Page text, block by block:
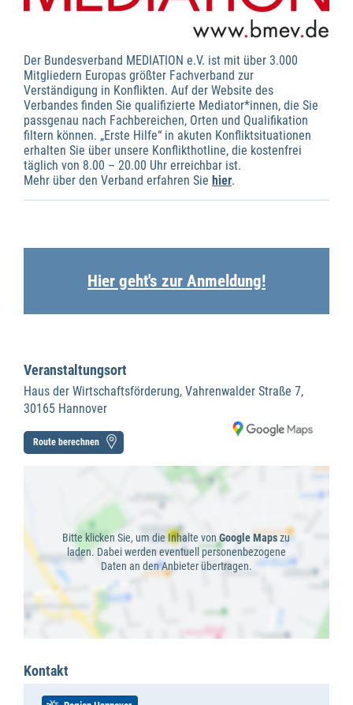
Der Bundesverband MEDIATION e.V. ist mit über 3.000
Mitgliedern Europas größter Fachverband zur
Verständigung in Konflikten. Auf der Website des
Verbandes finden Sie qualifizierte Mediator*innen, die Sie
passgenau nach Fachbereichen, Orten und Qualifikation
filtern können. „Erste Hilfe“ in akuten Konfliktsituationen
erhalten Sie über unsere Konflikthotline, die kostenfrei
täglich von 8.00 – 20.00 Uhr erreichbar ist.
Mehr über den Verband erfahren Sie hier.
Hier geht's zur Anmeldung!
Veranstaltungsort
Haus der Wirtschaftsförderung, Vahrenwalder Straße 7,
30165 Hannover
Route berechnen
Bitte klicken Sie, um die Inhalte vonGoogle Mapszu
laden. Dabei werden eventuell personenbezogene
Daten an den Anbieter übertragen.
Kontakt